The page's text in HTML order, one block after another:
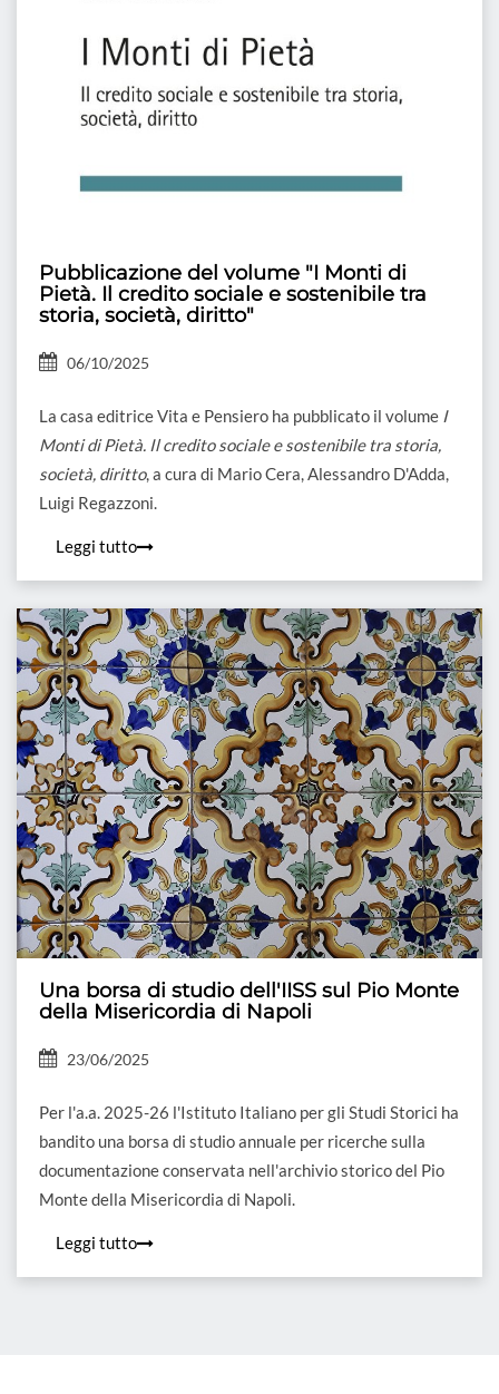
Pubblicazione del volume "I Monti di
Pietà. Il credito sociale e sostenibile tra
storia, società, diritto"
06/10/2025
La casa editrice Vita e Pensiero ha pubblicato il volume I
Monti di Pietà. Il credito sociale e sostenibile tra storia,
società, diritto, a cura di Mario Cera, Alessandro D'Adda,
Luigi Regazzoni.
Leggi tutto
Una borsa di studio dell'IISS sul Pio Monte
della Misericordia di Napoli
23/06/2025
Per l'a.a. 2025-26 l'Istituto Italiano per gli Studi Storici ha
bandito una borsa di studio annuale per ricerche sulla
documentazione conservata nell'archivio storico del Pio
Monte della Misericordia di Napoli.
Leggi tutto